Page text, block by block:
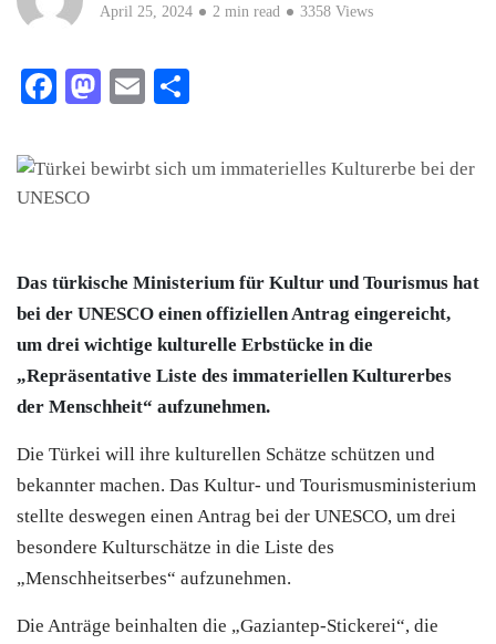
April 25, 2024 2 min read 3358 Views
Facebook
Mastodon
Email
Das türkische Ministerium für Kultur und Tourismus hat
bei der UNESCO einen offiziellen Antrag eingereicht,
um drei wichtige kulturelle Erbstücke in die
„Repräsentative Liste des immateriellen Kulturerbes
der Menschheit“ aufzunehmen.
Die Türkei will ihre kulturellen Schätze schützen und
bekannter machen. Das Kultur- und Tourismusministerium
stellte deswegen einen Antrag bei der UNESCO, um drei
besondere Kulturschätze in die Liste des
„Menschheitserbes“ aufzunehmen.
Die Anträge beinhalten die „Gaziantep-Stickerei“, die